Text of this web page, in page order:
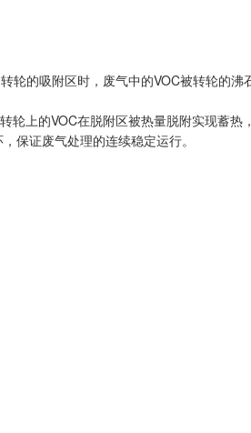
的吸附区时，废气中的VOC被转轮的沸
上的VOC在脱附区被热量脱附实现蓄热
保证废气处理的连续稳定运行。